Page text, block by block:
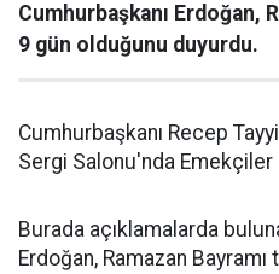
Cumhurbaşkanı Erdoğan,
9 gün olduğunu duyurdu.
Cumhurbaşkanı Recep
Sergi Salonu'nda Emekçiler
Burada açıklamalarda
Erdoğan, Ramazan Bayramı